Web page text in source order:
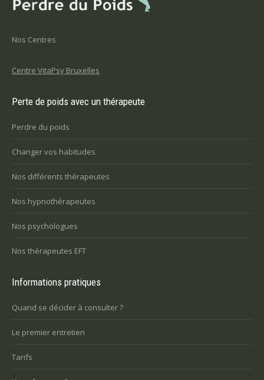
Nos Centres
Centre VitaPsy Bruxelles
Perte de poids avec un thérapeute
Perdre du poids
Changer vos habitudes
Nos différents thérapeutes
Nos hypnothérapeutes
Nos psychologues
Nos thérapeutes EFT
Informations pratiques
Quand se décider à consulter ?
Le premier entretien
Tarifs